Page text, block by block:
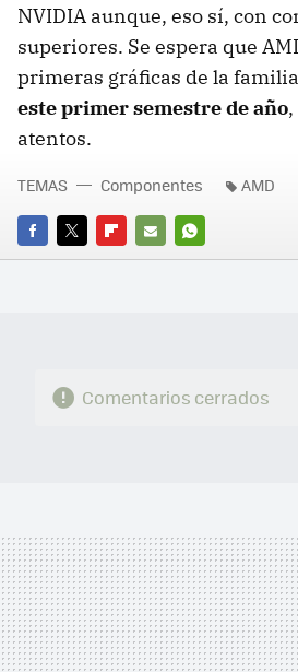
NVIDIA aunque, eso sí, con
superiores. Se espera que
primeras gráficas de la
este primer semestre de año
atentos.
FACEBOOK
TWITTERFLIPBOARD
E-
WHATSAPP
TEMAS Componentes AMD
Comentarios cerrados